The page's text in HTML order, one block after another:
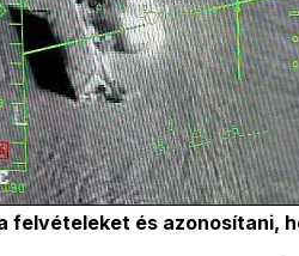
felvételeket és azonosítani,